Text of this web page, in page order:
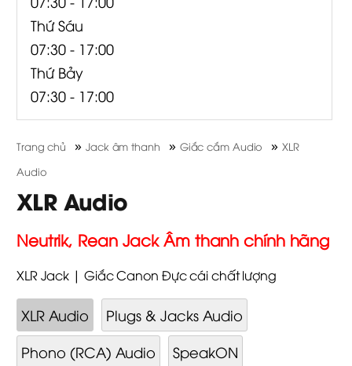
Thứ Sáu
07:30 - 17:00
Thứ Bảy
07:30 - 17:00
Trang chủ »Jack âm thanh » Giắc cắm Audio »XLR
Audio
XLR Audio
Neutrik, Rean Jack Âm thanh chính hãng
XLR Jack | Giắc Canon Đực cái chất lượng
XLR Audio
Plugs & Jacks Audio
Phono (RCA) Audio
SpeakON